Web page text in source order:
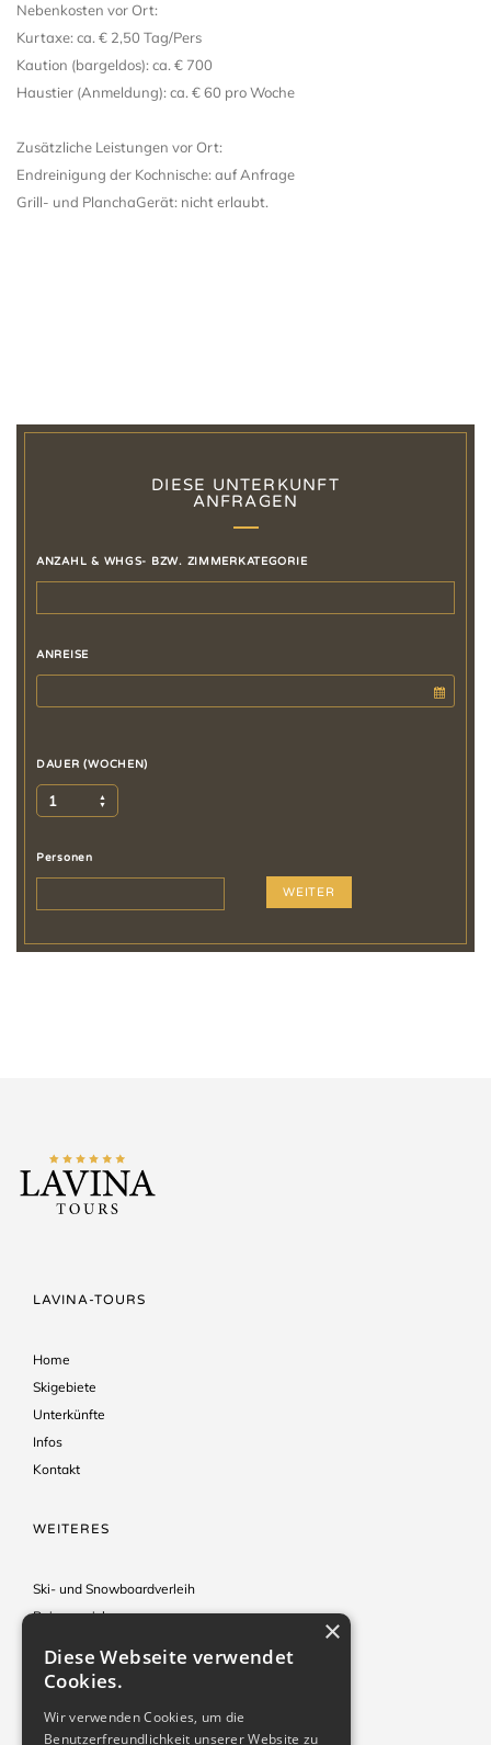
Nebenkosten vor Ort:
Kurtaxe: ca. € 2,50 Tag/Pers
Kaution (bargeldos): ca. € 700
Haustier (Anmeldung): ca. € 60 pro Woche
Zusätzliche Leistungen vor Ort:
Endreinigung der Kochnische: auf Anfrage
Grill- und PlanchaGerät: nicht erlaubt.
DIESE UNTERKUNFT
ANFRAGEN
ANZAHL & WHGS- BZW. ZIMMERKATEGORIE
ANREISE
DAUER (WOCHEN)
1
Personen
WEITER
LAVINA-TOURS
Home
Skigebiete
Unterkünfte
Infos
Kontakt
WEITERES
Ski- und Snowboardverleih
Reiseversicherung
Reisebedingungen
×
Diese Webseite verwendet
Cookies.
Wir verwenden Cookies, um die
Benutzerfreundlichkeit unserer Website zu